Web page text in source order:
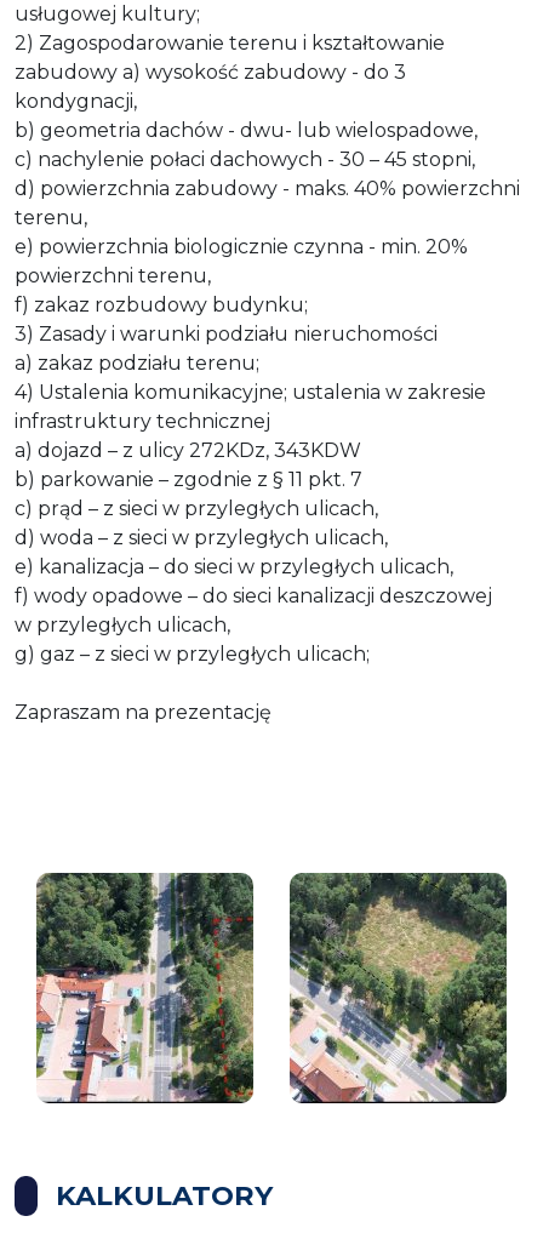
usługowej kultury;
2) Zagospodarowanie terenu i kształtowanie
zabudowy a) wysokość zabudowy - do 3
kondygnacji,
b) geometria dachów - dwu- lub wielospadowe,
c) nachylenie połaci dachowych - 30 – 45 stopni,
d) powierzchnia zabudowy - maks. 40% powierzchni
terenu,
e) powierzchnia biologicznie czynna - min. 20%
powierzchni terenu,
f) zakaz rozbudowy budynku;
3) Zasady i warunki podziału nieruchomości
a) zakaz podziału terenu;
4) Ustalenia komunikacyjne; ustalenia w zakresie
infrastruktury technicznej
a) dojazd – z ulicy 272KDz, 343KDW
b) parkowanie – zgodnie z § 11 pkt. 7
c) prąd – z sieci w przyległych ulicach,
d) woda – z sieci w przyległych ulicach,
e) kanalizacja – do sieci w przyległych ulicach,
f) wody opadowe – do sieci kanalizacji deszczowej
w przyległych ulicach,
g) gaz – z sieci w przyległych ulicach;
Zapraszam na prezentację
KALKULATORY